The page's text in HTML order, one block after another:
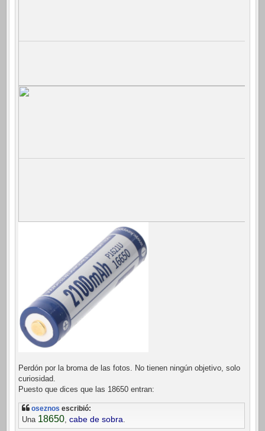
Perdón por la broma de las fotos. No tienen ningún objetivo, solo
curiosidad.
Puesto que dices que las 18650 entran:
oseznos escribió:
Una 18650, cabe de sobra.